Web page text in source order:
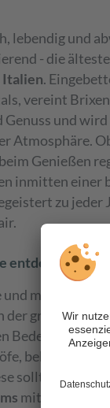
lebendig und
- die
Italien.
vereint
und
Atmosphäre.
Genießen
inmitten einer
zu jeder
entdecken
malerische
der großen
Bedeutung. Die
beherbergt
sollten Sie
mit seinen